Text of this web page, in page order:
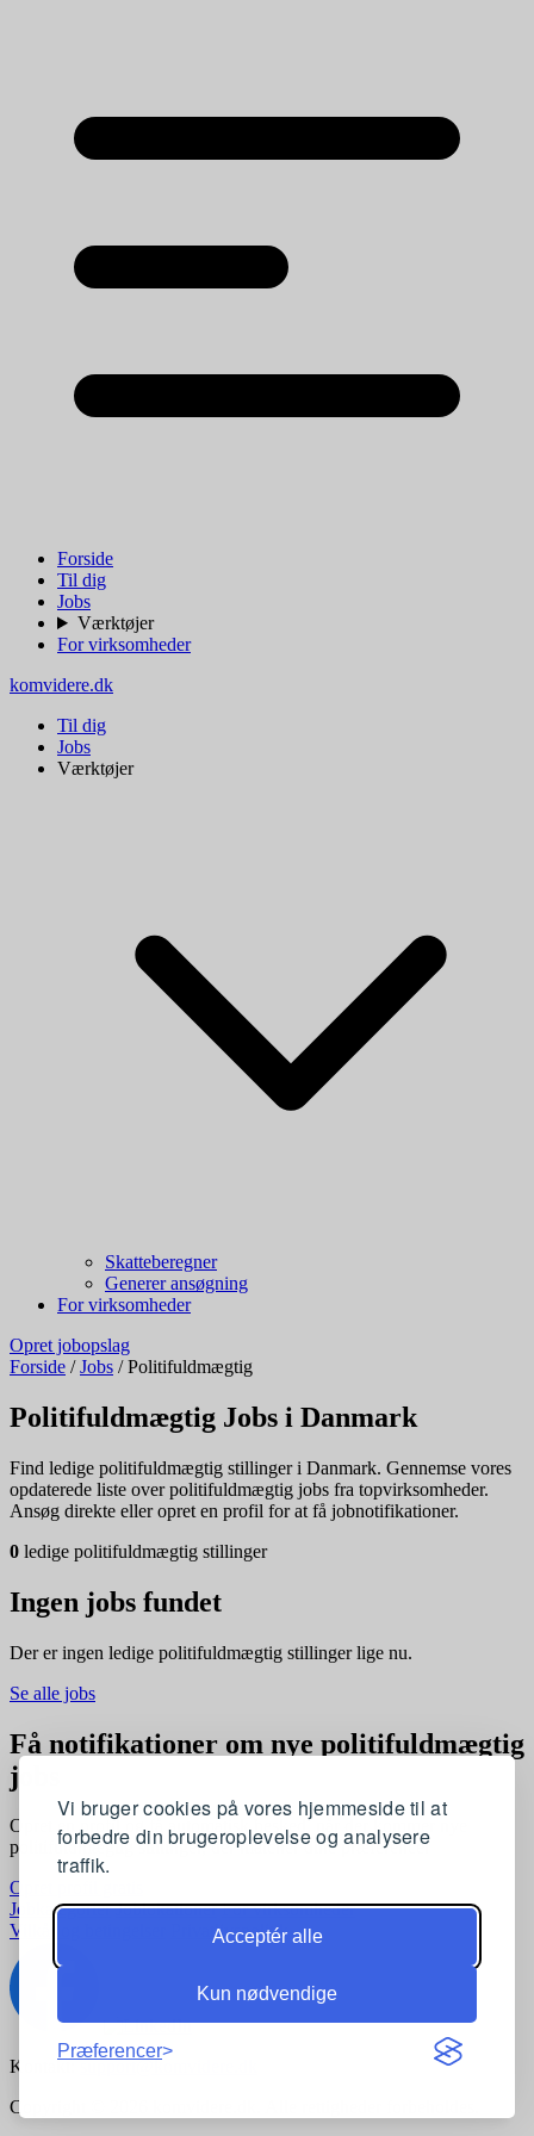
Vi bruger cookies på vores hjemmeside til at
forbedre din brugeroplevelse og analysere
traffik.
Acceptér alle
Kun nødvendige
Præferencer
Forside
Til dig
Jobs
Værktøjer
For virksomheder
komvidere.dk
Til dig
Jobs
Værktøjer
Skatteberegner
Generer ansøgning
For virksomheder
Opret jobopslag
Forside / Jobs / Politifuldmægtig
Politifuldmægtig Jobs i Danmark
Find ledige politifuldmægtig stillinger i Danmark. Gennemse vores
opdaterede liste over politifuldmægtig jobs fra topvirksomheder.
Ansøg direkte eller opret en profil for at få jobnotifikationer.
0 ledige politifuldmægtig stillinger
Ingen jobs fundet
Der er ingen ledige politifuldmægtig stillinger lige nu.
Se alle jobs
Få notifikationer om nye politifuldmægtig
jobs
Opret en profil og få automatisk besked, når der kommer nye
politifuldmægtig stillinger, der matcher dine præferencer
Opret profil gratis
Jobkategorier Joblokationer For virksomheder
Vilkår og betingelser
Privatlivspolitik
Kontakt:support@komvidere.dk
Copyright © 2026 komvidere.dk. Alle rettigheder forbeholdes.